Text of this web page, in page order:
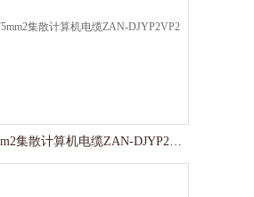
截面0.75mm2集散计算机电缆ZAN-DJYP2VP2